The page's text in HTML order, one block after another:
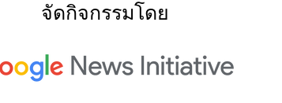
จัดกิจกรรมโดย